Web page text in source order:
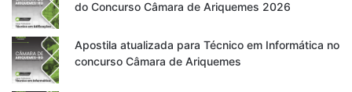
do Concurso Câmara de Ariquemes 2026
Apostila atualizada para Técnico em Informática no
concurso Câmara de Ariquemes